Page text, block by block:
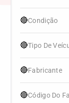
🔴Condição
🔴Tipo De
🔴Fabricante
🔴Código Do